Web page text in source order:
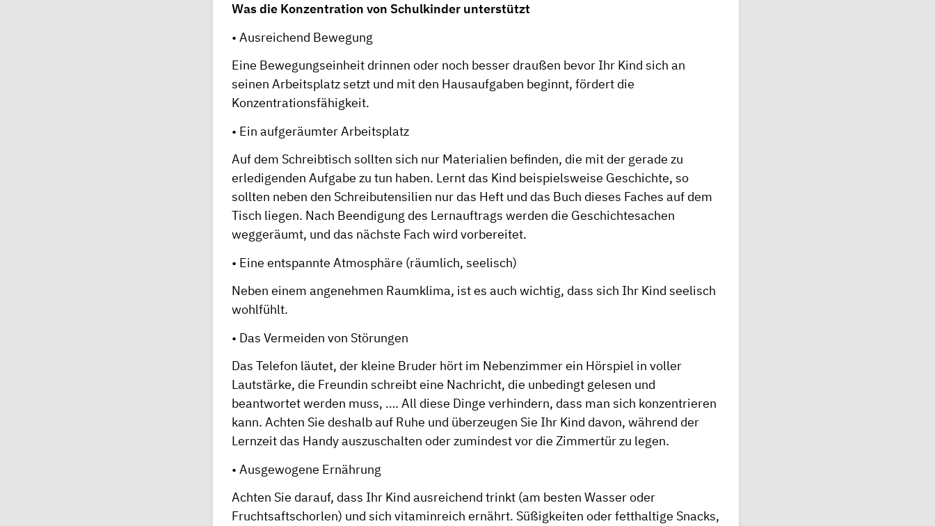
Was die Konzentration von Schulkinder unterstützt
• Ausreichend Bewegung
Eine Bewegungseinheit drinnen oder noch besser draußen bevor Ihr Kind sich an
seinen Arbeitsplatz setzt und mit den Hausaufgaben beginnt, fördert die
Konzentrationsfähigkeit.
• Ein aufgeräumter Arbeitsplatz
Auf dem Schreibtisch sollten sich nur Materialien befinden, die mit der gerade zu
erledigenden Aufgabe zu tun haben. Lernt das Kind beispielsweise Geschichte, so
sollten neben den Schreibutensilien nur das Heft und das Buch dieses Faches auf dem
Tisch liegen. Nach Beendigung des Lernauftrags werden die Geschichtesachen
weggeräumt, und das nächste Fach wird vorbereitet.
• Eine entspannte Atmosphäre (räumlich, seelisch)
Neben einem angenehmen Raumklima, ist es auch wichtig, dass sich Ihr Kind seelisch
wohlfühlt.
• Das Vermeiden von Störungen
Das Telefon läutet, der kleine Bruder hört im Nebenzimmer ein Hörspiel in voller
Lautstärke, die Freundin schreibt eine Nachricht, die unbedingt gelesen und
beantwortet werden muss, …. All diese Dinge verhindern, dass man sich konzentrieren
kann. Achten Sie deshalb auf Ruhe und überzeugen Sie Ihr Kind davon, während der
Lernzeit das Handy auszuschalten oder zumindest vor die Zimmertür zu legen.
• Ausgewogene Ernährung
Achten Sie darauf, dass Ihr Kind ausreichend trinkt (am besten Wasser oder
Fruchtsaftschorlen) und sich vitaminreich ernährt. Süßigkeiten oder fetthaltige Snacks,